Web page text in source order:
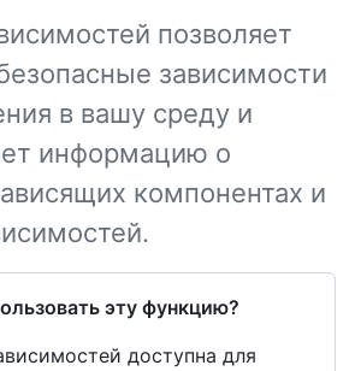
позволяет
зависимости
в вашу среду и
информацию о
компонентах и
эту функцию?
доступна для